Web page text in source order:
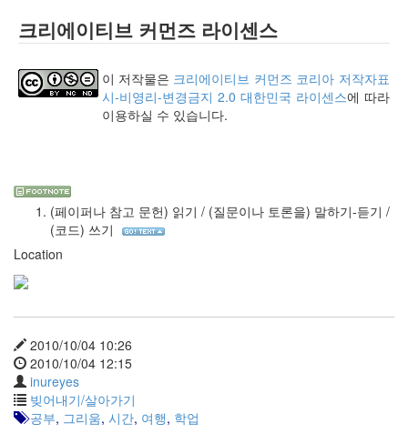
크리에이티브 커먼즈 라이센스
이 저작물은 크리에이티브 커먼즈 코리아 저작자표
시-비영리-변경금지 2.0 대한민국 라이센스에 따라
이용하실 수 있습니다.
(페이퍼나 참고 문헌) 읽기 / (질문이나 토론을) 말하기-듣기 /
(코드) 쓰기
Location
2010/10/04 10:26
2010/10/04 12:15
inureyes
빚어내기/살아가기
공부, 그리움, 시간, 여행, 학업
문
과
합
적
역,
프
마
스,
연
(2)
의
자
와